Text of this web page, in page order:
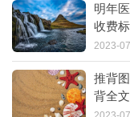
明年
收费
2023-
推背
背全